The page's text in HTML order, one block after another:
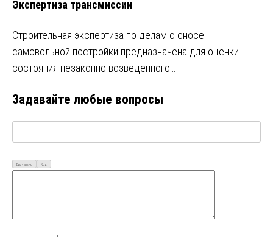
Экспертиза трансмиссии
Строительная экспертиза по делам о сносе
самовольной постройки предназначена для оценки
состояния незаконно возведенного…
Задавайте любые вопросы
Визуально Код